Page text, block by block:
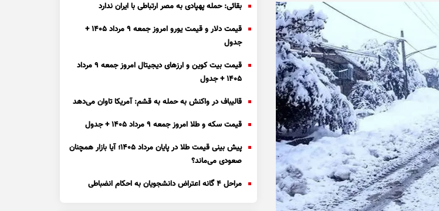
بقائی: حمله پهپادی به مصر ارتباطی با ایران ندارد
قیمت دلار و قیمت یورو امروز جمعه ۹ مرداد ۱۴۰۵ +
جدول
قیمت بیت کوین و ارز‌های دیجیتال امروز جمعه ۹ مرداد
۱۴۰۵ + جدول
قالیباف در واکنش به حمله به قشم: آمریکا تاوان می‌دهد
قیمت سکه و طلا امروز جمعه ۹ مرداد ۱۴۰۵ + جدول
پیش بینی قیمت طلا در پایان مرداد 1405؛ آیا بازار همچنان
صعودی می‌ماند؟
مراحل ۴ گانه اعتراض دانشجویان به احکام انضباطی